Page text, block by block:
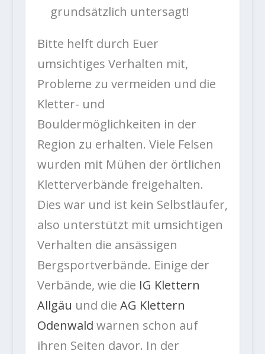
grundsätzlich untersagt!
Bitte helft durch Euer
umsichtiges Verhalten mit,
Probleme zu vermeiden und die
Kletter- und
Bouldermöglichkeiten in der
Region zu erhalten. Viele Felsen
wurden mit Mühen der örtlichen
Kletterverbände freigehalten.
Dies war und ist kein Selbstläufer,
also unterstützt mit umsichtigen
Verhalten die ansässigen
Bergsportverbände. Einige der
Verbände, wie die IG Klettern
Allgäu und die AG Klettern
Odenwald warnen schon auf
ihren Seiten davor. In der